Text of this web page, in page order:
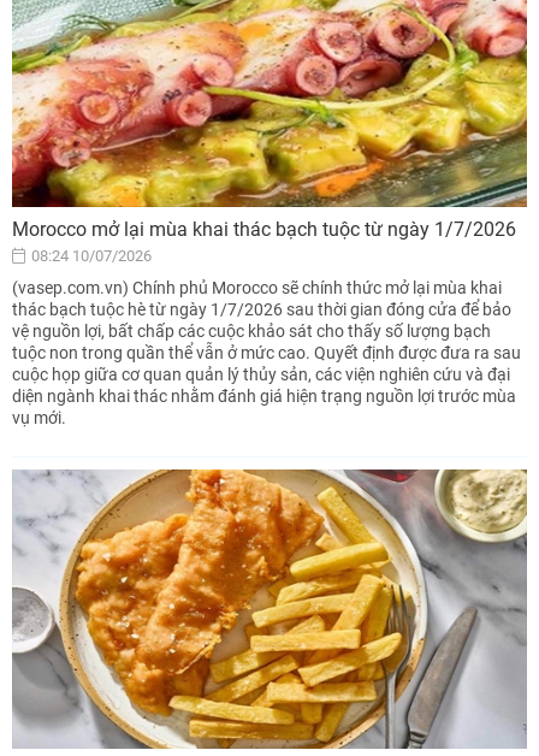
Morocco mở lại mùa khai thác bạch tuộc từ ngày 1/7/2026
08:24 10/07/2026
(vasep.com.vn) Chính phủ Morocco sẽ chính thức mở lại mùa khai
thác bạch tuộc hè từ ngày 1/7/2026 sau thời gian đóng cửa để bảo
vệ nguồn lợi, bất chấp các cuộc khảo sát cho thấy số lượng bạch
tuộc non trong quần thể vẫn ở mức cao. Quyết định được đưa ra sau
cuộc họp giữa cơ quan quản lý thủy sản, các viện nghiên cứu và đại
diện ngành khai thác nhằm đánh giá hiện trạng nguồn lợi trước mùa
vụ mới.